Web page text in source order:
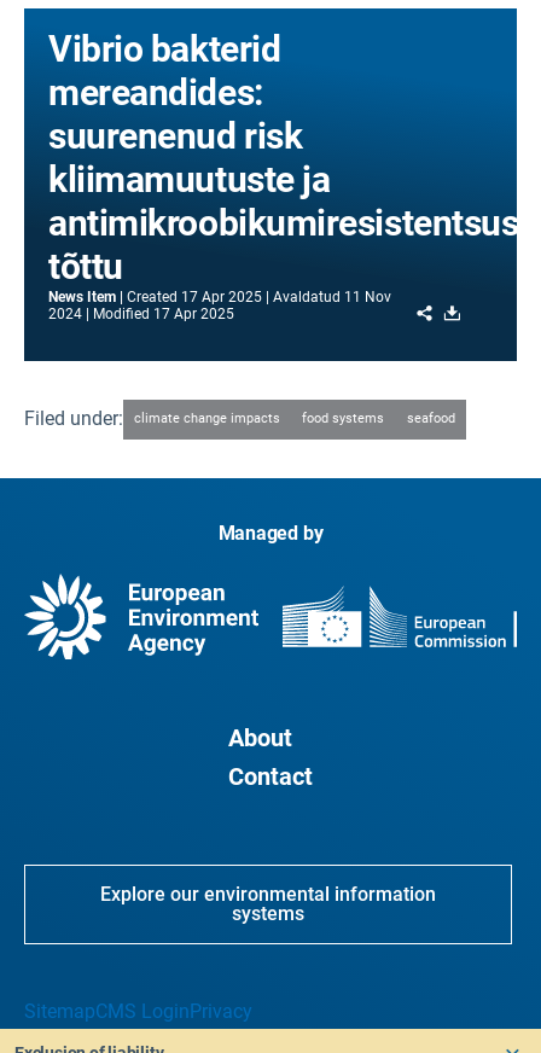
Vibrio bakterid
mereandides:
suurenenud risk
kliimamuutuste ja
antimikroobikumiresistentsuse
tõttu
News Item Created 17 Apr 2025 Avaldatud 11 Nov
2024
Modified 17 Apr 2025 Share
Filed under: climate change impacts food systems seafood
Managed by
About
Contact
Explore our environmental information
systems
SitemapCMS Login Privacy